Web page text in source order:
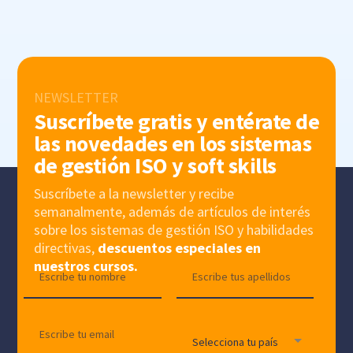
NEWSLETTER
Suscríbete gratis y entérate de
las novedades en los sistemas
de gestión ISO y soft skills
Suscríbete a la newsletter y recibe
semanalmente, además de artículos de interés
sobre los sistemas de gestión ISO y habilidades
directivas, descuentos especiales en
nuestros cursos.